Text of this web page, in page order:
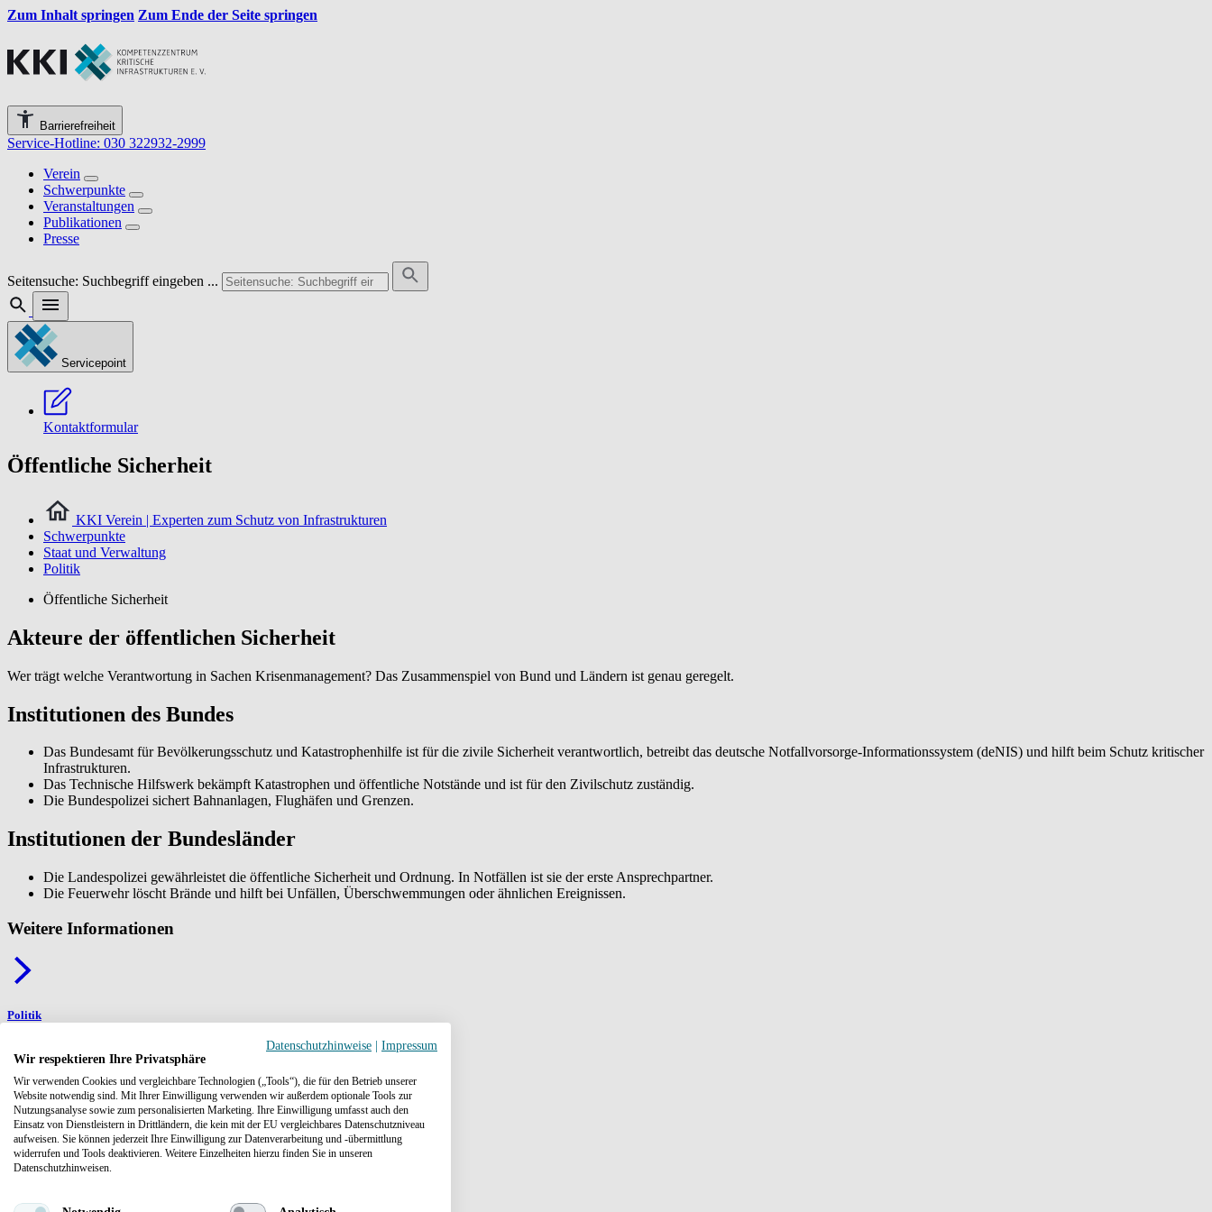
Zum Inhalt springen Zum Ende der Seite springen
Barrierefreiheit
Service-Hotline: 030 322932-2999
Verein
Schwerpunkte
Veranstaltungen
Publikationen
Presse
Seitensuche: Suchbegriff eingeben ...
Servicepoint
Kontaktformular
Öffentliche Sicherheit
KKI Verein | Experten zum Schutz von Infrastrukturen
Schwerpunkte
Staat und Verwaltung
Politik
Öffentliche Sicherheit
Akteure der öffentlichen Sicherheit
Wer trägt welche Verantwortung in Sachen Krisenmanagement? Das Zusammenspiel von Bund und Ländern ist genau geregelt.
Institutionen des Bundes
Das Bundesamt für Bevölkerungsschutz und Katastrophenhilfe ist für die zivile Sicherheit verantwortlich, betreibt das deutsche Notfallvorsorge-Informationssystem (deNIS) und hilft beim Schutz kritischer
Infrastrukturen.
Das Technische Hilfswerk bekämpft Katastrophen und öffentliche Notstände und ist für den Zivilschutz zuständig.
Die Bundespolizei sichert Bahnanlagen, Flughäfen und Grenzen.
Institutionen der Bundesländer
Die Landespolizei gewährleistet die öffentliche Sicherheit und Ordnung. In Notfällen ist sie der erste Ansprechpartner.
Die Feuerwehr löscht Brände und hilft bei Unfällen, Überschwemmungen oder ähnlichen Ereignissen.
Weitere Informationen
Politik
Gesetzgebung
Datenschutzhinweise
Impressum
Wir respektieren Ihre Privatsphäre
Wir verwenden Cookies und vergleichbare Technologien („Tools“), die für den Betrieb unserer
Website notwendig sind. Mit Ihrer Einwilligung verwenden wir außerdem optionale Tools zur
Nutzungsanalyse sowie zum personalisierten Marketing. Ihre Einwilligung umfasst auch den
Einsatz von Dienstleistern in Drittländern, die kein mit der EU vergleichbares Datenschutzniveau
aufweisen. Sie können jederzeit Ihre Einwilligung zur Datenverarbeitung und -übermittlung
widerrufen und Tools deaktivieren. Weitere Einzelheiten hierzu finden Sie in unseren
Datenschutzhinweisen.